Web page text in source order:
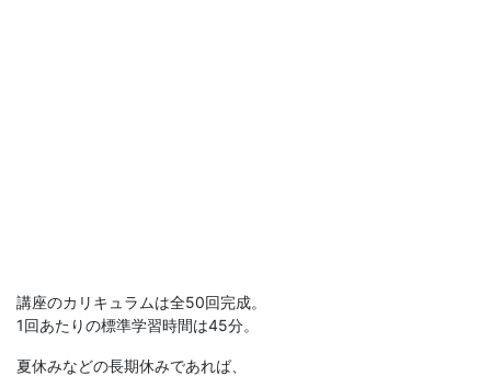
英
語
講座のカリキュラムは全50回完成。
1回あたりの標準学習時間は45分。
夏休みなどの長期休みであれば、